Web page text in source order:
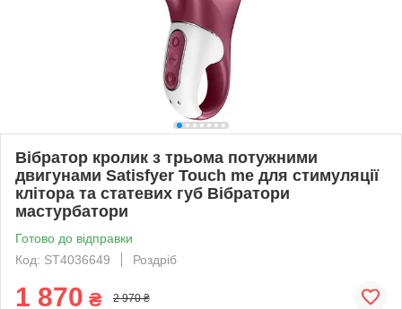
Вібратор кролик з трьома потужними
двигунами Satisfyer Touch me для стимуляції
клітора та статевих губ Вібратори
мастурбатори
Готово до відправки
Код: ST4036649
Роздріб
1 870 ₴ 2 970 ₴